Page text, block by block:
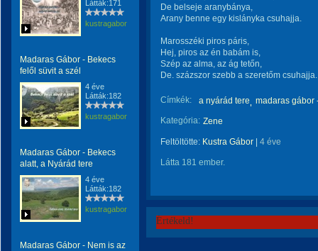
Látták:171
kustragabor
Madaras Gábor - Bekecs
felől süvit a szél
4 éve
Látták:182
kustragabor
Madaras Gábor - Bekecs
alatt, a Nyárád tere
4 éve
Látták:182
kustragabor
Madaras Gábor - Nem is az
De belseje aranybánya,
Arany benne egy kislányka csuhajja.
Marosszéki piros páris,
Hej, piros az én babám is,
Szép az alma, az ág tetőn,
De. százszor szebb a szeretőm csuhajja.
Címkék: a nyárád tere
madaras gábor
Kategória: Zene
Feltöltötte: Kustra Gábor 4 éve
Látta 181 ember.
Értékeld!